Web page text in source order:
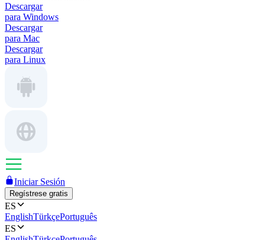
Descargar
para Windows
Descargar
para Mac
Descargar
para Linux
Iniciar Sesión
Regístrese gratis
ES
EnglishTürkçePortuguês
ES